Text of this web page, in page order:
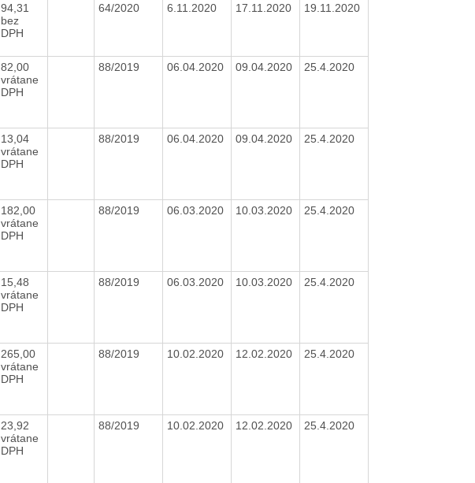
94,31
bez
DPH
64/2020 6.11.2020 17.11.2020 19.11.2020
82,00
vrátane
DPH
88/2019 06.04.2020 09.04.2020 25.4.2020
13,04
vrátane
DPH
88/2019 06.04.2020 09.04.2020 25.4.2020
182,00
vrátane
DPH
88/2019 06.03.2020 10.03.2020 25.4.2020
15,48
vrátane
DPH
88/2019 06.03.2020 10.03.2020 25.4.2020
265,00
vrátane
DPH
88/2019 10.02.2020 12.02.2020 25.4.2020
23,92
vrátane
DPH
88/2019 10.02.2020 12.02.2020 25.4.2020